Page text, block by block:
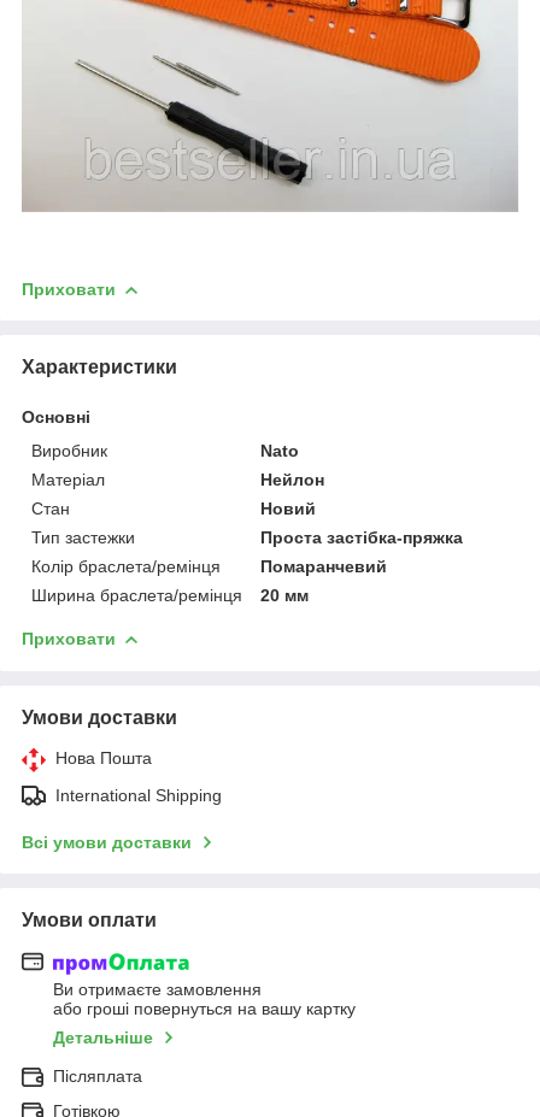
Приховати
Характеристики
Основні
Виробник
Nato
Матеріал
Нейлон
Стан
Новий
Тип застежки
Проста застібка-пряжка
Колір браслета/ремінця
Помаранчевий
Ширина браслета/ремінця
20 мм
Приховати
Умови доставки
Нова Пошта
International Shipping
Всі умови доставки
Умови оплати
Ви отримаєте замовлення
або гроші повернуться на вашу картку
Детальніше
Післяплата
Готівкою